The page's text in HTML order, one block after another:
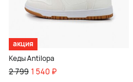
акция
Кеды Antilopa
2 799 1 540 ₽